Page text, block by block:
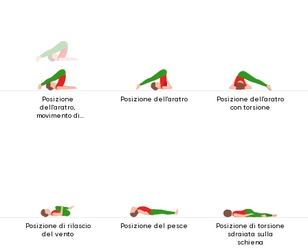
Posizione
dell'aratro,
movimento di
Posizione dell'aratro
Posizione dell'aratro
con torsione
Posizione di rilascio
del vento
Posizione del pesce
Posizione di torsione
sdraiata sulla
schiena